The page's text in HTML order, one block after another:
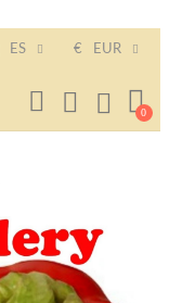
ES € EUR